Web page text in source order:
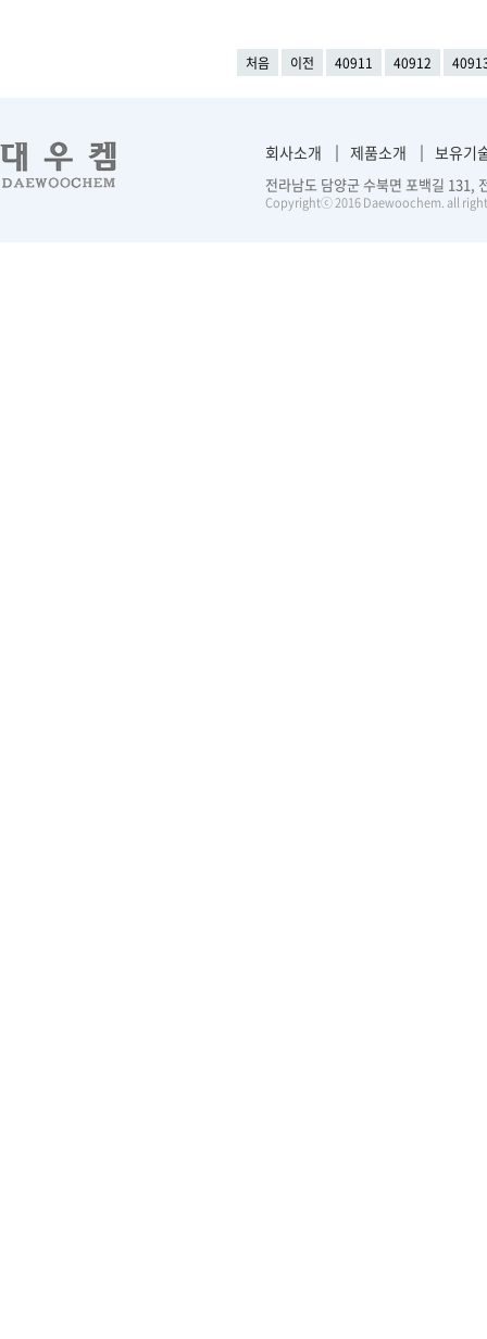
처음 이전 40911 40912
회사소개 제품소개 보유기
전라남도 담양군 수북면 포백길
Copyrightⓒ 2016 Daewoochem. all